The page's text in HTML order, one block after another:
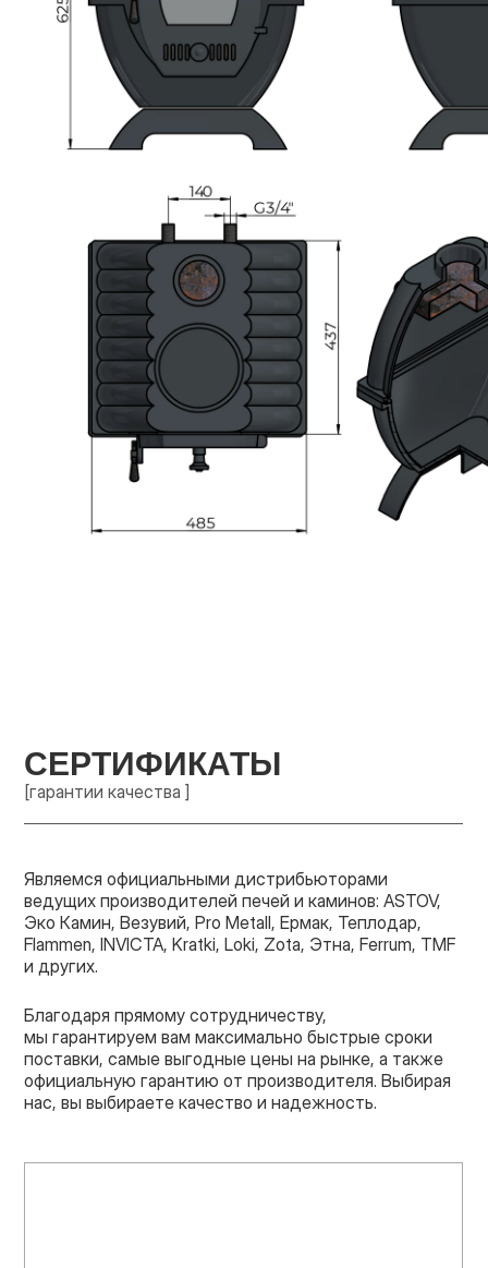
СЕРТИФИКАТЫ
[гарантии качества ]
Являемся официальными дистрибьюторами
ведущих производителей печей и каминов: ASTOV,
Эко Камин, Везувий, Pro Metall, Ермак, Теплодар,
Flammen, INVICTA, Kratki, Loki, Zota, Этна, Ferrum, TMF
и других.
Благодаря прямому сотрудничеству,
мы гарантируем вам максимально быстрые сроки
поставки, самые выгодные цены на рынке, а также
официальную гарантию от производителя. Выбирая
нас, вы выбираете качество и надежность.